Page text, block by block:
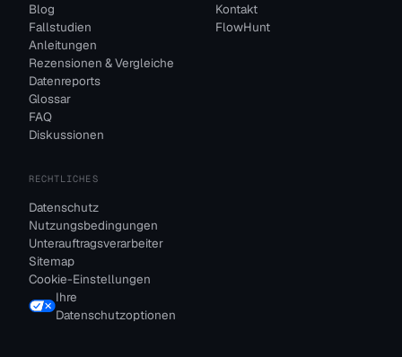
Blog
Fallstudien
Anleitungen
Rezensionen & Vergleiche
Datenreports
Glossar
FAQ
Diskussionen
Kontakt
FlowHunt
RECHTLICHES
Datenschutz
Nutzungsbedingungen
Unterauftragsverarbeiter
Sitemap
Cookie-Einstellungen
Ihre
Datenschutzoptionen